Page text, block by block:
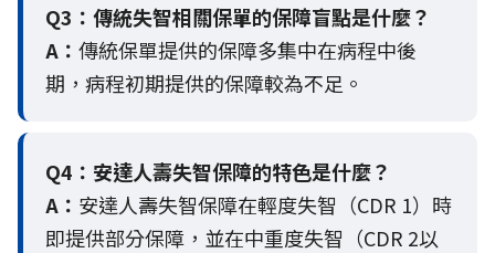
Q3： 傳統失智相關保單的保障盲點是什麼？
A： 傳統保單提供的保障多集中在病程中後
期，病程初期提供的保障較為不足。
Q4： 安達人壽失智保障的特色是什麼？
A： 安達人壽失智保障在輕度失智（CDR 1）時
即提供部分保障，並在中重度失智（CDR 2以